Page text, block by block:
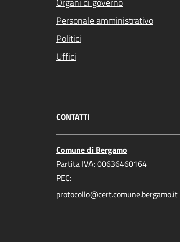
Personale amministrativo
Politici
Uffici
CONTATTI
Comune di Bergamo
Partita IVA: 00636460164
PEC:
protocollo@cert.comune.bergamo.it